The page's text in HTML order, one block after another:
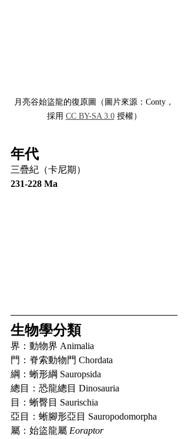
月亮谷始盜龍的復原圖（圖片來源：Conty，
採用 CC BY-SA 3.0 授權）
年代
三疊紀（卡尼期）
231-228 Ma
生物學分類
界：動物界 Animalia
門：脊索動物門 Chordata
綱：蜥形綱 Sauropsida
總目：恐龍總目 Dinosauria
目：蜥臀目 Saurischia
亞目：蜥腳形亞目 Sauropodomorpha
屬：始盜龍屬 Eoraptor